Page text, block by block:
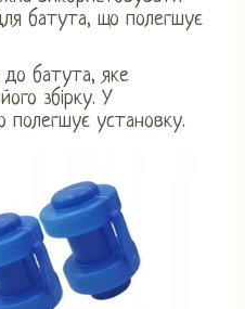
батута, що полегшує
батута, яке
збірку. У
полегшує установку.